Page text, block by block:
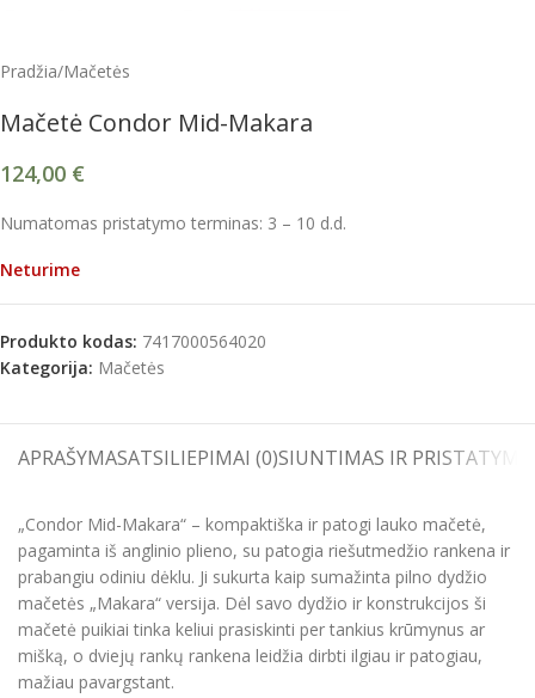
Pradžia/Mačetės
Mačetė Condor Mid-Makara
124,00 €
Numatomas pristatymo terminas: 3 – 10 d.d.
Neturime
Produkto kodas: 7417000564020
Kategorija: Mačetės
APRAŠYMASATSILIEPIMAI (0)SIUNTIMAS IR
„Condor Mid-Makara“ – kompaktiška ir patogi lauko mačetė,
pagaminta iš anglinio plieno, su patogia riešutmedžio rankena ir
prabangiu odiniu dėklu. Ji sukurta kaip sumažinta pilno dydžio
mačetės „Makara“ versija. Dėl savo dydžio ir konstrukcijos ši
mačetė puikiai tinka keliui prasiskinti per tankius krūmynus ar
mišką, o dviejų rankų rankena leidžia dirbti ilgiau ir patogiau,
mažiau pavargstant.